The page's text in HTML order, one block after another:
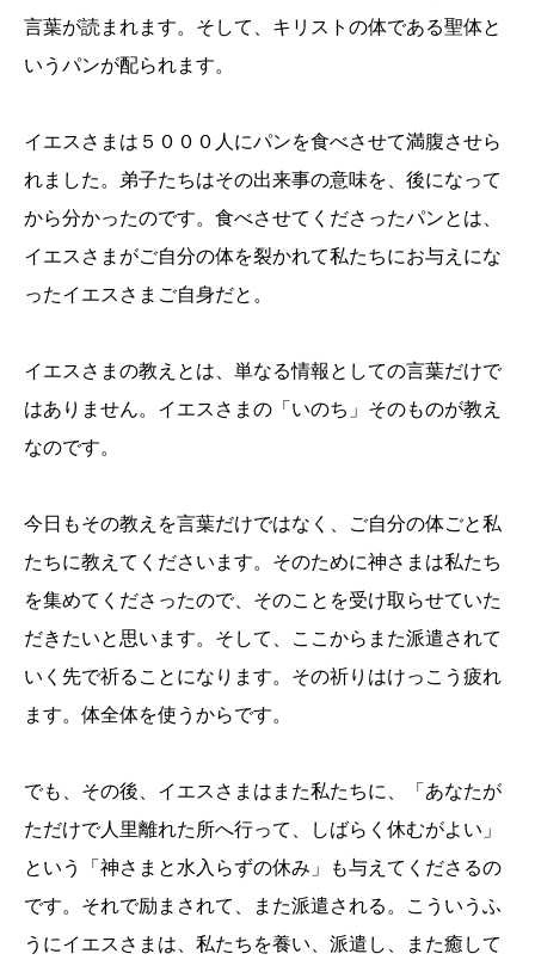
言葉が読まれます。そして、キリストの体である聖体と
いうパンが配られます。
イエスさまは５０００人にパンを食べさせて満腹させら
れました。弟子たちはその出来事の意味を、後になって
から分かったのです。食べさせてくださったパンとは、
イエスさまがご自分の体を裂かれて私たちにお与えにな
ったイエスさまご自身だと。
イエスさまの教えとは、単なる情報としての言葉だけで
はありません。イエスさまの「いのち」そのものが教え
なのです。
今日もその教えを言葉だけではなく、ご自分の体ごと私
たちに教えてくださいます。そのために神さまは私たち
を集めてくださったので、そのことを受け取らせていた
だきたいと思います。そして、ここからまた派遣されて
いく先で祈ることになります。その祈りはけっこう疲れ
ます。体全体を使うからです。
でも、その後、イエスさまはまた私たちに、「あなたが
ただけで人里離れた所へ行って、しばらく休むがよい」
という「神さまと水入らずの休み」も与えてくださるの
です。それで励まされて、また派遣される。こういうふ
うにイエスさまは、私たちを養い、派遣し、また癒して